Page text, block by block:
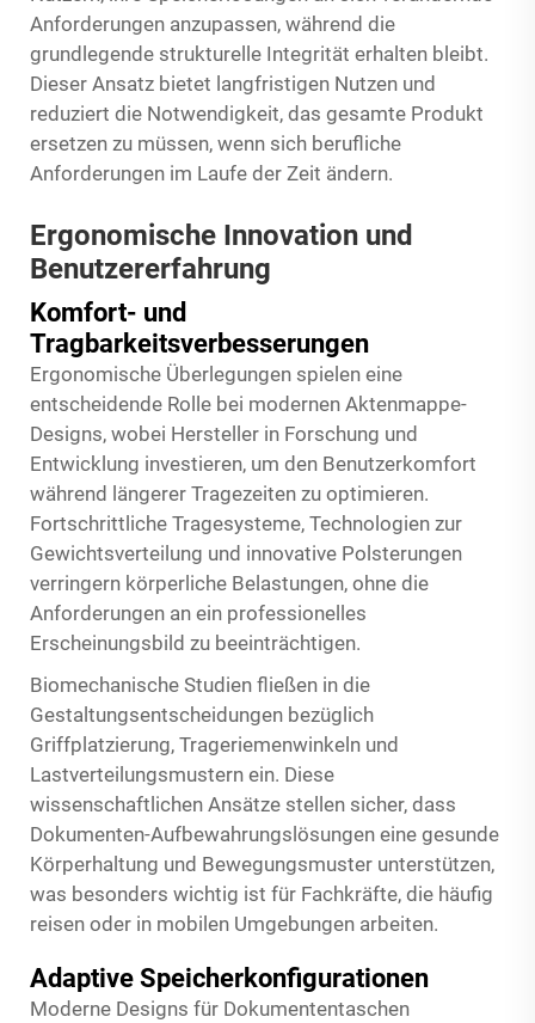
Anforderungen anzupassen, während die
grundlegende strukturelle Integrität erhalten bleibt.
Dieser Ansatz bietet langfristigen Nutzen und
reduziert die Notwendigkeit, das gesamte Produkt
ersetzen zu müssen, wenn sich berufliche
Anforderungen im Laufe der Zeit ändern.
Ergonomische Innovation und
Benutzererfahrung
Komfort- und
Tragbarkeitsverbesserungen
Ergonomische Überlegungen spielen eine
entscheidende Rolle bei modernen Aktenmappe-
Designs, wobei Hersteller in Forschung und
Entwicklung investieren, um den Benutzerkomfort
während längerer Tragezeiten zu optimieren.
Fortschrittliche Tragesysteme, Technologien zur
Gewichtsverteilung und innovative Polsterungen
verringern körperliche Belastungen, ohne die
Anforderungen an ein professionelles
Erscheinungsbild zu beeinträchtigen.
Biomechanische Studien fließen in die
Gestaltungsentscheidungen bezüglich
Griffplatzierung, Trageriemenwinkeln und
Lastverteilungsmustern ein. Diese
wissenschaftlichen Ansätze stellen sicher, dass
Dokumenten-Aufbewahrungslösungen eine gesunde
Körperhaltung und Bewegungsmuster unterstützen,
was besonders wichtig ist für Fachkräfte, die häufig
reisen oder in mobilen Umgebungen arbeiten.
Adaptive Speicherkonfigurationen
Moderne Designs für Dokumententaschen